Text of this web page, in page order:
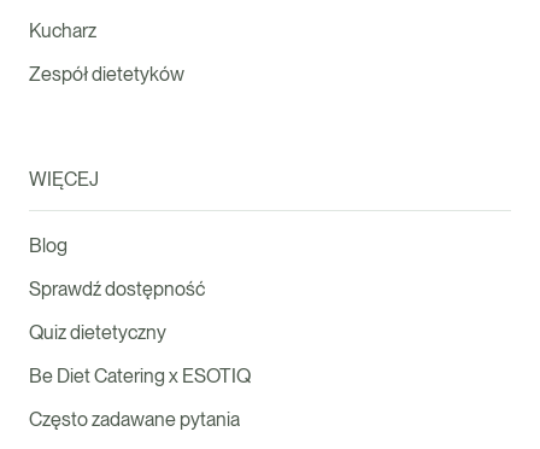
Kucharz
Zespół dietetyków
WIĘCEJ
Blog
Sprawdź dostępność
Quiz dietetyczny
Be Diet Catering x ESOTIQ
Często zadawane pytania